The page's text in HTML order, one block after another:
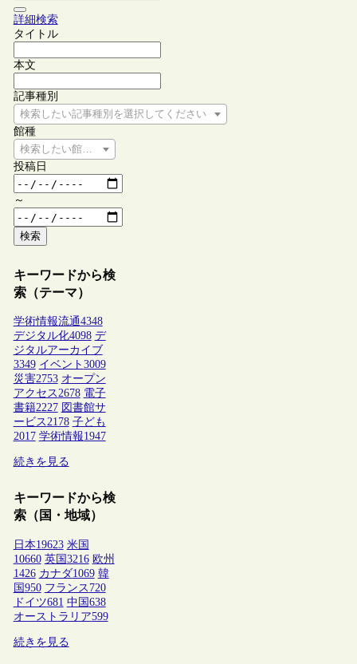
詳細検索
タイトル
本文
記事種別
検索したい記事種別を選択してください
館種
検索したい館種を選択してください
投稿日
～
検索
キーワードから検
索（テーマ）
学術情報流通4348
デジタル化4098 デ
ジタルアーカイブ
3349 イベント 3009
災害2753 オープン
アクセス2678 電子
書籍2227 図書館サ
ービス2178 子ども
2017 学術情報1947
続きを見る
キーワードから検
索（国・地域）
日本19623 米国
10660 英国3216 欧州
1426 カナダ1069 韓
国950 フランス 720
ドイツ681 中国638
オーストラリア599
続きを見る